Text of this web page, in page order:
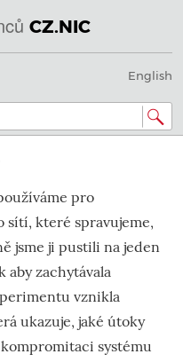
CZ.NIC
English
pro
které spravujeme,
jsme ji pustili na jeden
aby zachytávala
vznikla
ukazuje, jaké útoky
systému